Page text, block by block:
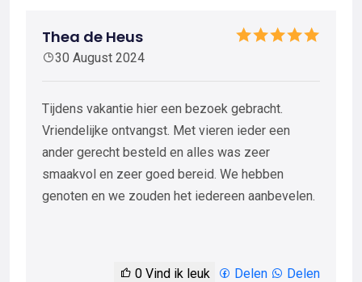
Thea de Heus
30 August 2024
Tijdens vakantie hier een bezoek gebracht.
Vriendelijke ontvangst. Met vieren ieder een
ander gerecht besteld en alles was zeer
smaakvol en zeer goed bereid. We hebben
genoten en we zouden het iedereen aanbevelen.
0 Vind ik leuk Delen Delen